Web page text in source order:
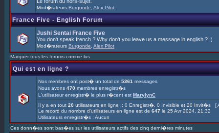
Mod�rateurs Burgonde Alex Pilot
France Five - English Forum
Jushi Sentai France Five
You don't speak french ? Why don't you leave us a message in english ? :)
Mod�rateurs Burgonde Alex Pilot
Marquer tous les forums comme lus
Qui est en ligne ?
Nos membres ont post� un total de 5361 messages
Nous avons 470 membres enregistr�s
L'utilisateur enregistr� le plus r�cent est MarylynC
Il y a en tout 20 utilisateurs en ligne :: 0 Enregistr�, 0 Invisible et 20 Invit�s [
Le record du nombre d'utilisateurs en ligne est de 647 le 25 Avr 2024, 21:32
Utilisateurs enregistr�s : Aucun
Ces donn�es sont bas�es sur les utilisateurs actifs des cinq derni�res minutes